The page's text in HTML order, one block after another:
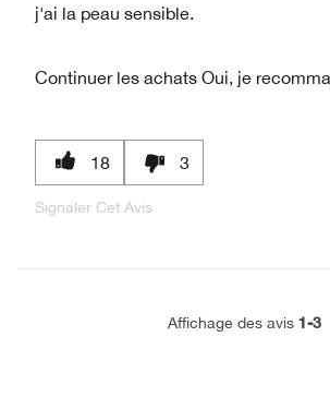
j'ai la peau sensible.
Continuer les achats Oui, je
18 3
Signaler Cet Avis
Affichage des avis 1-3